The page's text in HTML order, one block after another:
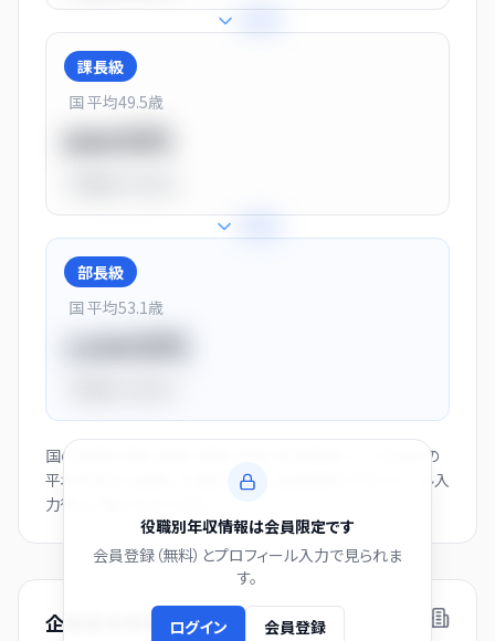
課長級
国 平均49.5歳
部長級
国 平均53.1歳
役職別年収情報は会員限定です
会員登録（無料）とプロフィール入力で見られま
す。
ログイン 会員登録
国の役職別賃金（部長・課長・係長・非役職者）と、この会社の
平均年収から逆算した推計値です。会員登録とプロフィール入
力後にご覧いただけます。
企業基本情報